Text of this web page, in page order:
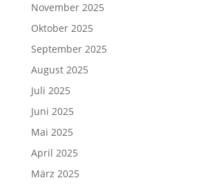
November 2025
Oktober 2025
September 2025
August 2025
Juli 2025
Juni 2025
Mai 2025
April 2025
März 2025